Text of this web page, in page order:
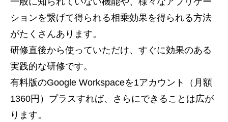
ションを繋げて得られる相乗効果を得られる方法
がたくさんあります。
研修直後から使っていただけ、すぐに効果のある
実践的な研修です。
有料版のGoogle Workspaceを1アカウント（月額
1360円）プラスすれば、さらにできることは広が
ります。